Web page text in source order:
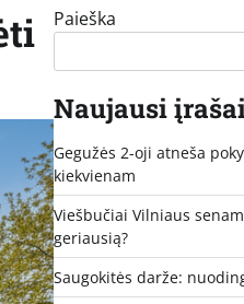
Paieška
Naujausi
Gegužės 2-oji atneša
kiekvienam
Viešbučiai Vilniaus
geriausią?
Saugokitės darže: